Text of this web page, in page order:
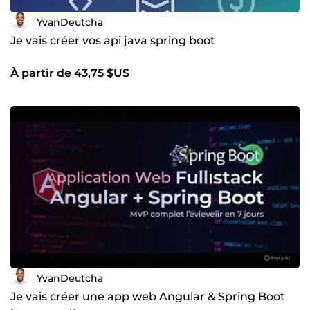
pour être un partenaire de votre succès. Je suis disponible
pour des échanges en direct (partage d'écran, appels) afin
de discuter de vos défis techniques et de la meilleure
YvanDeutcha
Je vais créer vos api java spring boot
À partir de 43,75 $US
YvanDeutcha
Je vais créer une app web Angular & Spring Boot